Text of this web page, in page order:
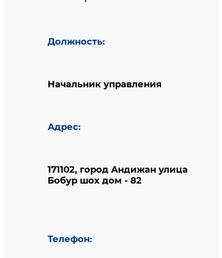
Должность:
Начальник управления
Адрес:
171102, город Андижан улица
Бобур шох дом - 82
Телефон: